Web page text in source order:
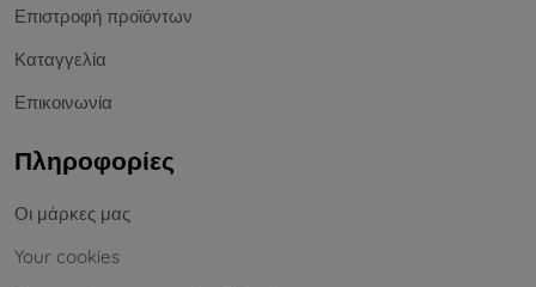
Επιστροφή προϊόντων
Καταγγελία
Επικοινωνία
Πληροφορίες
Οι μάρκες μας
Your cookies